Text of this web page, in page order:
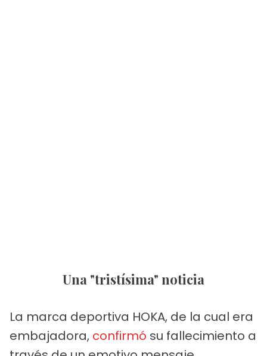
Una "tristísima" noticia
La marca deportiva HOKA, de la cual era
embajadora, confirmó su fallecimiento a